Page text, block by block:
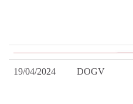
19/04/2024 DOGV